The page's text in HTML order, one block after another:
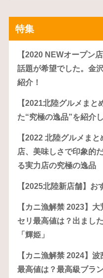
特集
【2020 NEWオープン
話題が希望でした。金
紹介！
【2021北陸グルメま
た“究極の逸品”を紹介
【2022 北陸グルメま
店、美味しさで印象的
る実力店の究極の逸品
【2025北陸新店舗】お
【カニ漁解禁 2023】
セリ最高値は？出まし
「輝姫」
【カニ漁解禁 2024】
最高値は？最高級ブラ